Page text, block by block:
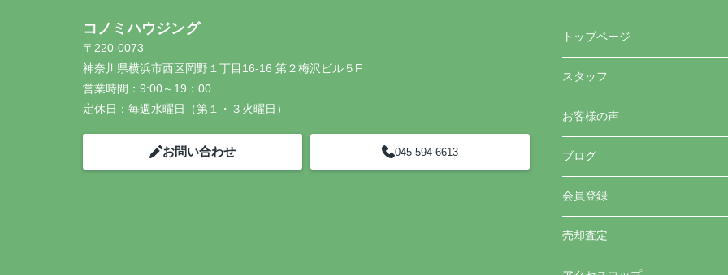
コノミハウジング
〒220-0073
神奈川県横浜市西区岡野１丁目16-16 第２梅沢ビル５F
営業時間： 9:00～19：00
定休日： 毎週水曜日（第１・３火曜日）
お問い合わせ 045-594-6613
トップページ
スタッフ
お客様の声
ブログ
会員登録
売却査定